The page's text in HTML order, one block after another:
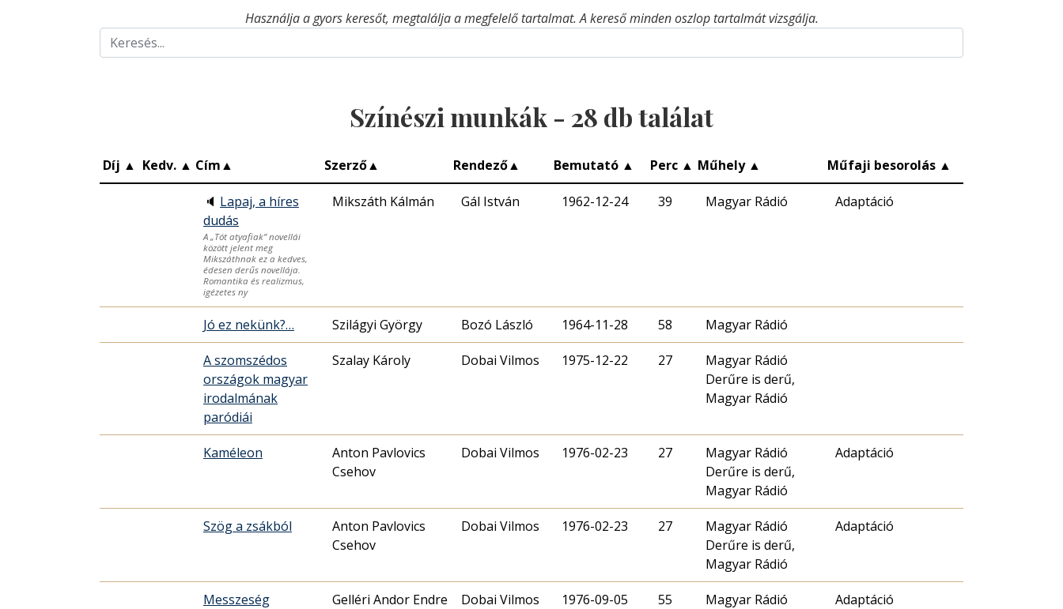
Használja a gyors keresőt, megtalálja a megfelelő tartalmat. A kereső minden oszlop tartalmát vizsgálja.
Színészi munkák - 28 db találat
Díj ▲ Kedv. ▲ Cím▲ Szerző▲ Rendező▲ Bemutató ▲ Perc ▲ Műhely ▲ Műfaji besorolás ▲
🔈 Lapaj, a híres
dudás
A „Tót atyafiak” novellái
között jelent meg
Mikszáthnak ez a kedves,
édesen derűs novellája.
Romantika és realizmus,
igézetes ny
Mikszáth Kálmán Gál István 1962-12-24 39 Magyar Rádió Adaptáció
Jó ez nekünk?… Szilágyi György Bozó László 1964-11-28 58 Magyar Rádió
A szomszédos
országok magyar
irodalmának
paródiái
Szalay Károly Dobai Vilmos 1975-12-22 27
Magyar Rádió
Derűre is derű,
Magyar Rádió
Kaméleon
Anton Pavlovics
Csehov
Dobai Vilmos 1976-02-23 27
Magyar Rádió
Derűre is derű,
Magyar Rádió
Adaptáció
Szög a zsákból
Anton Pavlovics
Csehov
Dobai Vilmos 1976-02-23 27
Magyar Rádió
Derűre is derű,
Magyar Rádió
Adaptáció
Messzeség Gelléri Andor Endre Dobai Vilmos 1976-09-05 55 Magyar Rádió Adaptáció